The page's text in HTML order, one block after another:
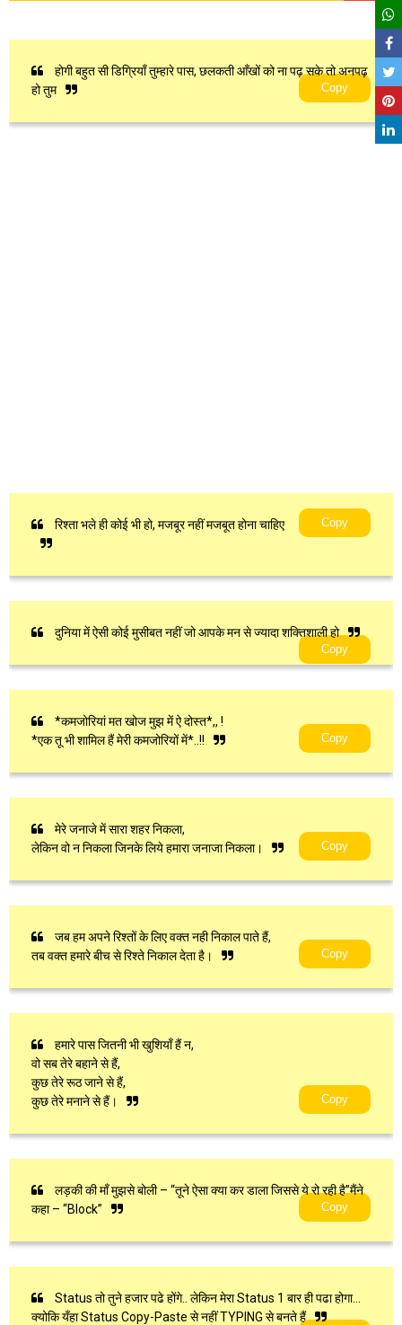
होगी बहुत सी डिग्रियाँ तुम्हारे पास, छलकती आँखों को ना पढ़ सके तो अनपढ़
हो तुम
Copy
रिश्ता भले ही कोई भी हो, मजबूर नहीं मजबूत होना चाहिए Copy
दुनिया में ऐसी कोई मुसीबत नहीं जो आपके मन से ज्यादा शक्तिशाली हो
Copy
*कमजोरियां मत खोज मुझ में ऐ दोस्त*,, !
*एक तू भी शामिल हैं मेरी कमजोरियों में*..!!
Copy
मेरे जनाजे में सारा शहर निकला,
लेकिन वो न निकला जिनके लिये हमारा जनाजा निकला।
Copy
जब हम अपने रिश्तों के लिए वक्त नही निकाल पाते हैं,
तब वक्त हमारे बीच से रिश्ते निकाल देता है।
Copy
हमारे पास जितनी भी खुशियाँ हैं न,
वो सब तेरे बहाने से हैं,
कुछ तेरे रूठ जाने से हैं,
कुछ तेरे मनाने से हैं।
Copy
लड़की की माँ मुझसे बोली – “तूने ऐसा क्या कर डाला जिससे ये रो रही है”मैंने
कहा – “Block”
Copy
Status तो तुने ‪हजार पढे होंगे.. लेकिन मेरा Status 1 बार ही पढा होगा…
क्योकि यँहा Status Copy-Paste से नहीं TYPING से बनते हैं